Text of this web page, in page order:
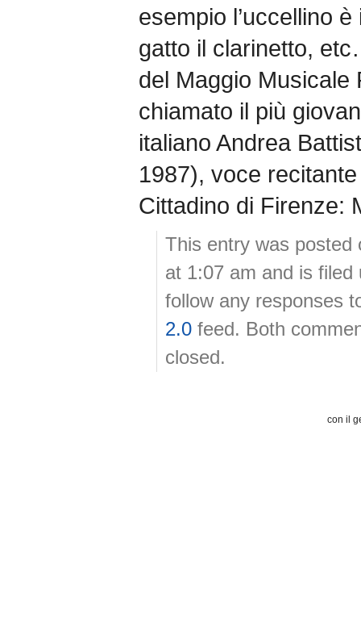
esempio l’uccellino è
gatto il clarinetto,
del Maggio Musicale
chiamato il più
italiano Andrea
1987), voce
Cittadino di Firenze:
This entry was posted
at 1:07 am and is
follow any responses
2.0 feed. Both
closed.
con il